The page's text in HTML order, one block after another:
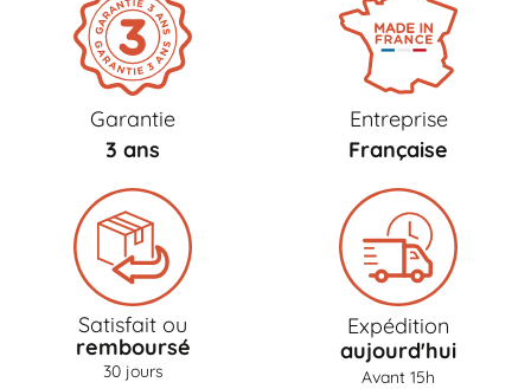
Garantie
3 ans
Entreprise
Française
Satisfait ou
remboursé
30 jours
Expédition
aujourd'hui
Avant 15h